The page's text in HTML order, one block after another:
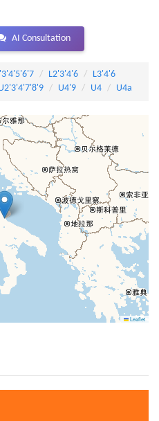
AI Consultation
L2'3'4'6
L3'4'6
U4'9 U4 U4a
Leaflet